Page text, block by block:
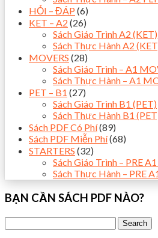
HỎI – ĐÁP (6)
KET – A2 (26)
Sách Giáo Trình A2 (KET)
Sách Thực Hành A2
MOVERS (28)
Sách Giáo Trình – A1
Sách Thực Hành – A1
PET – B1 (27)
Sách Giáo Trình B1 (PET)
Sách Thực Hành B1
Sách PDF Có Phí(89)
Sách PDF Miễn Phí(68)
STARTERS (32)
Sách Giáo Trình – PRE
Sách Thực Hành – PRE
BẠN CẦN SÁCH PDF NÀO?